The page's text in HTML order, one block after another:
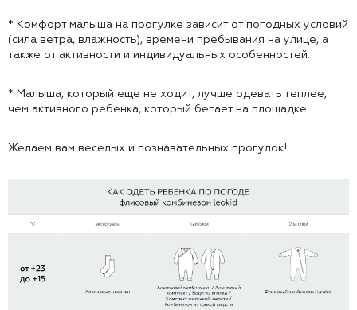
* Комфорт малыша на прогулке зависит от погодных условий
(сила ветра, влажность), времени пребывания на улице, а
также от активности и индивидуальных особенностей.
* Малыша, который еще не ходит, лучше одевать теплее,
чем активного ребенка, который бегает на площадке.
Желаем вам веселых и познавательных прогулок!